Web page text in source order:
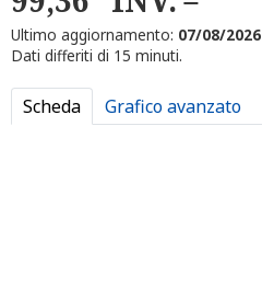
Ultimo aggiornamento: 07/08/2026
Dati differiti di 15 minuti.
Scheda Grafico avanzato